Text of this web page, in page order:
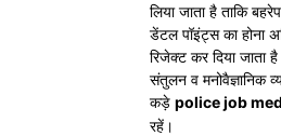
लिया जाता है ताकि
डेंटल पॉइंट्स का होना
रिजेक्ट कर दिया जाता
संतुलन व मनोवैज्ञानिक
कड़े police job
रहें।